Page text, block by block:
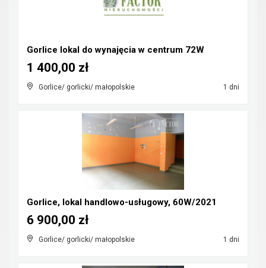
Gorlice lokal do wynajęcia w centrum 72W
Gorlice/ gorlicki/ małopolskie 1 dni
1 400,00 zł
Gorlice, lokal handlowo-usługowy, 60W/2021
Gorlice/ gorlicki/ małopolskie 1 dni
6 900,00 zł